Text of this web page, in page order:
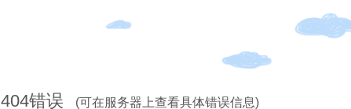
404错误 (可在服务器上查看具体错误信息)